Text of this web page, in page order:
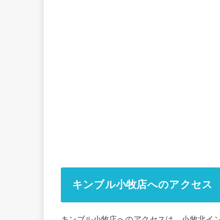
キンブル小牧店へのアクセス